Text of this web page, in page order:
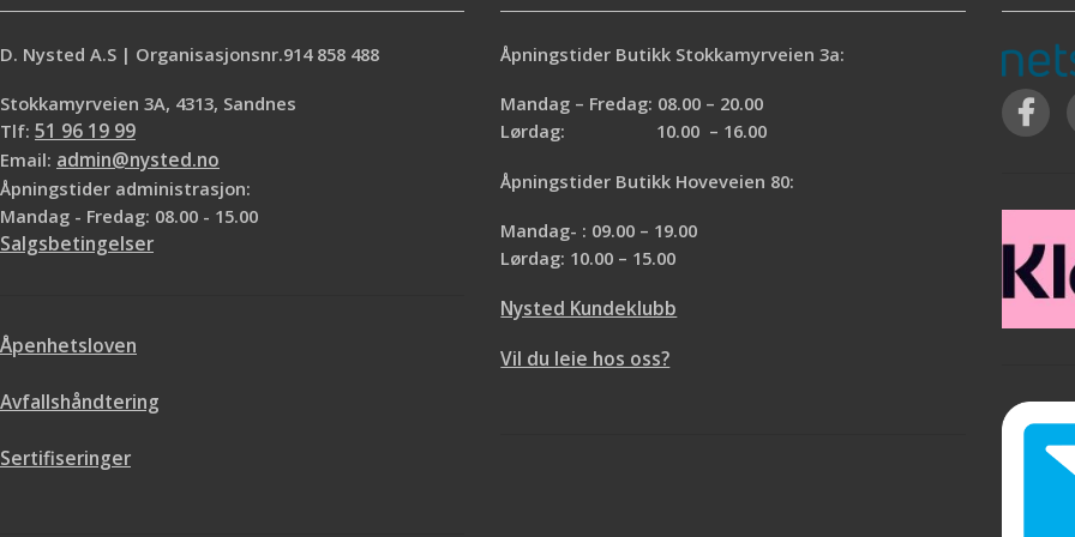
D. Nysted A.S | Organisasjonsnr.914 858 488
Stokkamyrveien 3A, 4313, Sandnes
Tlf: 51 96 19 99
Email: admin@nysted.no
Åpningstider administrasjon:
Mandag - Fredag: 08.00 - 15.00
Salgsbetingelser
Åpenhetsloven
Avfallshåndtering
Sertifiseringer
Åpningstider Butikk Stokkamyrveien 3a:
Mandag – Fredag: 08.00 – 20.00
Lørdag: 10.00 – 16.00
Åpningstider Butikk Hoveveien 80:
Mandag- : 09.00 – 19.00
Lørdag: 10.00 – 15.00
Nysted Kundeklubb
Vil du leie hos oss?